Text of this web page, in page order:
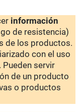
información
de resistencia)
de los productos.
con el uso
servir
de un producto
o productos